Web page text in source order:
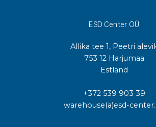
ESD Center OÜ
Allika tee 1, Peetri
753 12 Harjumaa
Estland
+372 539 903 39
warehouse(a)esd-